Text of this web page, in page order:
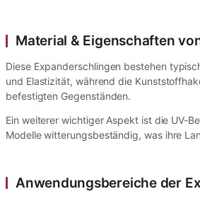
Material & Eigenschaften
Diese Expanderschlingen bestehen
und Elastizität, während die
befestigten Gegenständen.
Ein weiterer wichtiger Aspekt ist die UV-
Modelle witterungsbeständig, was ihre
Anwendungsbereiche der